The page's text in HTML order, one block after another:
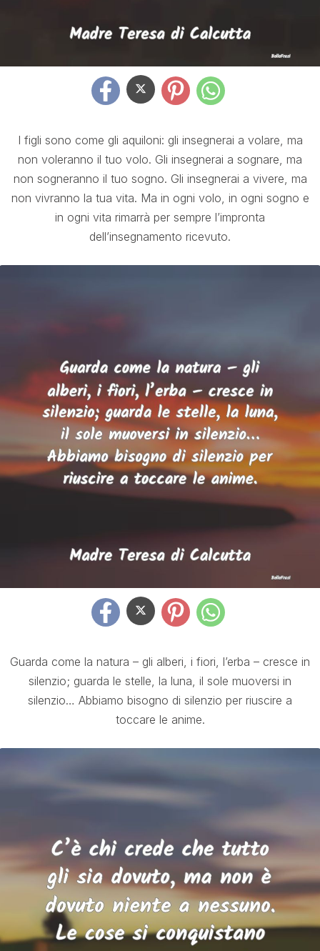
I figli sono come gli aquiloni: gli insegnerai a volare, ma
non voleranno il tuo volo. Gli insegnerai a sognare, ma
non sogneranno il tuo sogno. Gli insegnerai a vivere, ma
non vivranno la tua vita. Ma in ogni volo, in ogni sogno e
in ogni vita rimarrà per sempre l’impronta
dell’insegnamento ricevuto.
Guarda come la natura – gli alberi, i fiori, l’erba – cresce in
silenzio; guarda le stelle, la luna, il sole muoversi in
silenzio… Abbiamo bisogno di silenzio per riuscire a
toccare le anime.